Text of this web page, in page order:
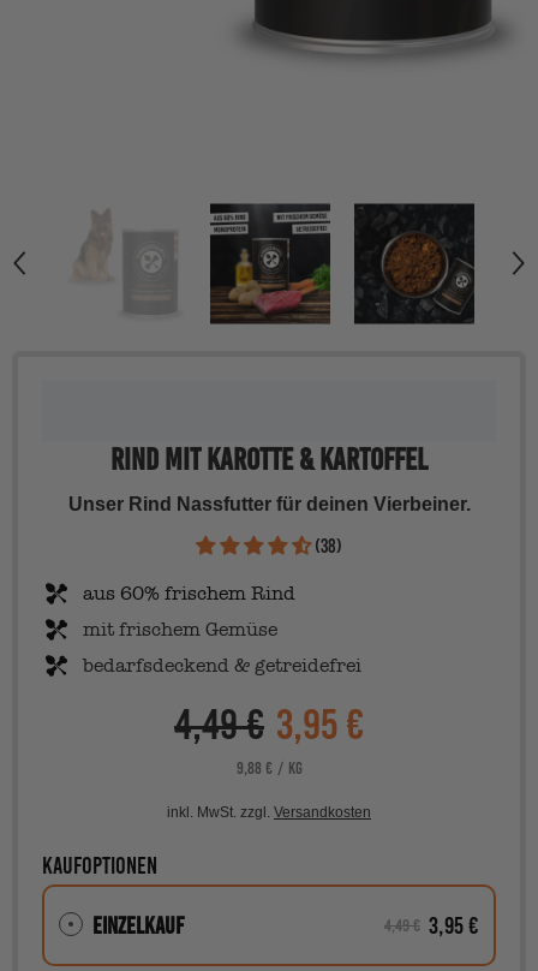
Rind mit Karotte & Kartoffel
Unser Rind Nassfutter für deinen Vierbeiner.
(38)
aus 60% frischem Rind
mit frischem Gemüse
bedarfsdeckend & getreidefrei
Verkaufspreis
4,49 € 3,95 €
STÜCKPREIS
9,88 € / PRO
KG
inkl. MwSt. zzgl. Versandkosten
Kaufoptionen
Einzelkauf 4,49 € 3,95 €